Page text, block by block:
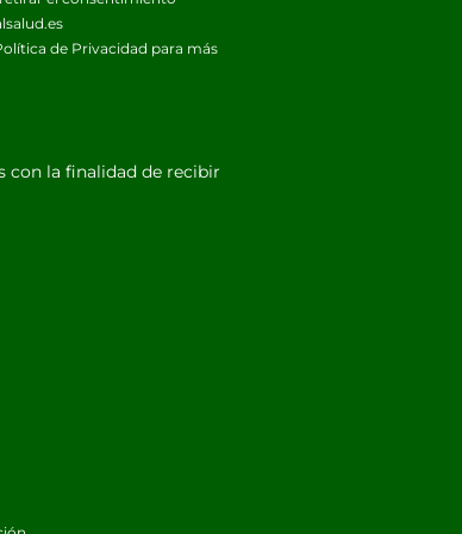
de Privacidad para más
con la finalidad de recibir